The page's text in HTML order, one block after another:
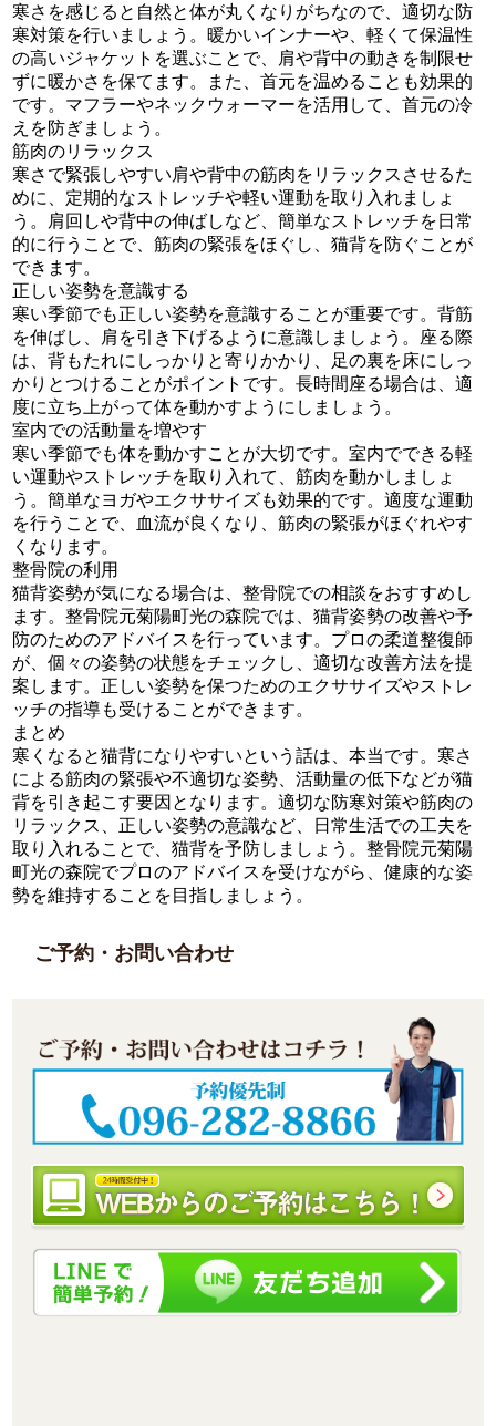
寒さを感じると自然と体が丸くなりがちなので、適切な防
寒対策を行いましょう。暖かいインナーや、軽くて保温性
の高いジャケットを選ぶことで、肩や背中の動きを制限せ
ずに暖かさを保てます。また、首元を温めることも効果的
です。マフラーやネックウォーマーを活用して、首元の冷
えを防ぎましょう。
筋肉のリラックス
寒さで緊張しやすい肩や背中の筋肉をリラックスさせるた
めに、定期的なストレッチや軽い運動を取り入れましょ
う。肩回しや背中の伸ばしなど、簡単なストレッチを日常
的に行うことで、筋肉の緊張をほぐし、猫背を防ぐことが
できます。
正しい姿勢を意識する
寒い季節でも正しい姿勢を意識することが重要です。背筋
を伸ばし、肩を引き下げるように意識しましょう。座る際
は、背もたれにしっかりと寄りかかり、足の裏を床にしっ
かりとつけることがポイントです。長時間座る場合は、適
度に立ち上がって体を動かすようにしましょう。
室内での活動量を増やす
寒い季節でも体を動かすことが大切です。室内でできる軽
い運動やストレッチを取り入れて、筋肉を動かしましょ
う。簡単なヨガやエクササイズも効果的です。適度な運動
を行うことで、血流が良くなり、筋肉の緊張がほぐれやす
くなります。
整骨院の利用
猫背姿勢が気になる場合は、整骨院での相談をおすすめし
ます。整骨院元菊陽町光の森院では、猫背姿勢の改善や予
防のためのアドバイスを行っています。プロの柔道整復師
が、個々の姿勢の状態をチェックし、適切な改善方法を提
案します。正しい姿勢を保つためのエクササイズやストレ
ッチの指導も受けることができます。
まとめ
寒くなると猫背になりやすいという話は、本当です。寒さ
による筋肉の緊張や不適切な姿勢、活動量の低下などが猫
背を引き起こす要因となります。適切な防寒対策や筋肉の
リラックス、正しい姿勢の意識など、日常生活での工夫を
取り入れることで、猫背を予防しましょう。整骨院元菊陽
町光の森院でプロのアドバイスを受けながら、健康的な姿
勢を維持することを目指しましょう。
ご予約・お問い合わせ